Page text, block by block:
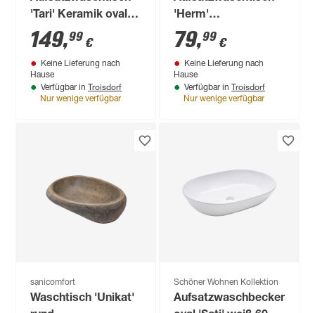
'Tari' Keramik oval
matt dark grey 60,5
x 40 x 12 cm
149,99 €
Keine Lieferung nach
Hause
Verfügbar in Troisdorf
Nur wenige verfügbar
'Herm'
weiß/schwarz 42,5 x
42,5 x 14 cm
79,99 €
Keine Lieferung nach
Hause
Verfügbar in Troisdorf
Nur wenige verfügbar
sanicomfort
Waschtisch 'Unikat'
Schöner Wohnen Kollektion
Aufsatzwaschbecken